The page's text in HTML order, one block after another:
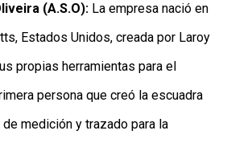
(A.S.O): La empresa nació en
Estados Unidos, creada por Laroy
propias herramientas para el
persona que creó la escuadra
medición y trazado para la